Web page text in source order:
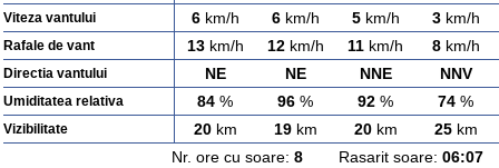
Viteza vantului 6km/h 6km/h 5km/h 3km/h
Rafale de vant 13km/h 12km/h 11 km/h 8km/h
Directia vantului NE NE NNE NNV
Umiditatea relativa 84 % 96 % 92 % 74 %
Vizibilitate 20km 19km 20km 25km
Nr. ore cu soare: 8Rasarit soare: 06:07